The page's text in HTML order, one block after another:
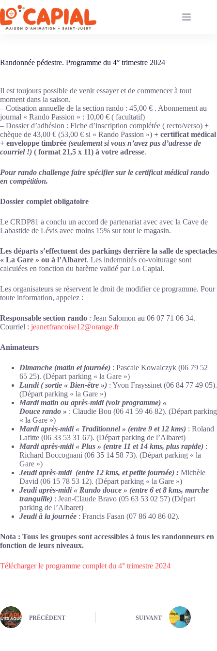
Passer
au
contenu
Randonnée pédestre. Programme du 4° trimestre 2024
Il est toujours possible de venir essayer et de commencer à tout
moment dans la saison.
– Cotisation annuelle de la section rando : 45,00 € . Abonnement au
journal « Rando Passion » : 10,00 € ( facultatif)
– Dossier d’adhésion : Fiche d’inscription complétée ( recto/verso) +
chèque de 43,00 € (53,00 € si « Rando Passion ») + certificat médical
+ enveloppe timbrée (seulement si vous n’avez pas d’adresse de
courriel !) ( format 21,5 x 11) à votre adresse.
Pour rando challenge faire spécifier sur le certificat médical rando
en compétition.
Dossier complet obligatoire
Le CRDP81 a conclu un accord de partenariat avec avec la Cave de
Labastide de Lévis avec moins 15% sur tout le magasin.
Les départs s’effectuent des parkings derrière la salle de spectacles
« La Gare » ou à l’Albaret. Les indemnités co-voiturage sont
calculées en fonction du barème validé par Lo Capial.
Les organisateurs se réservent le droit de modifier ce programme. Pour
toute information, appelez :
Responsable section rando : Jean Salomon au 06 07 71 06 34.
Courriel : jeanetfrancoise12@orange.fr
Animateurs
Dimanche (matin et journée) : Pascale Kowalczyk (06 79 52
65 25). (Départ parking « la Gare »)
Lundi( sortie « Bien-être ») : Yvon Frayssinet (06 84 77 49 05).
(Départ parking « la Gare »)
Mardi matin ou après-midi (voir programme) «
Douce rando » : Claudie Bou (06 41 59 46 82). (Départ parking
« la Gare »)
Mardi après-midi « Traditionnel » (entre 9 et 12 kms) : Roland
Lafitte (06 33 53 31 67). (Départ parking de l’Albaret)
Mardi après-midi « Plus » (entre 11 et 14 kms, plus rapide) :
Richard Boccognani (06 35 14 58 73). (Départ parking « la
Gare »)
Jeudi après-midi (entre 12 kms, et petite journée) : Michèle
David (06 15 78 53 12). (Départ parking « la Gare »)
Jeudi après-midi « Rando douce » (entre 6 et 8 kms, marche
tranquille) : Jean-Claude Bravo (05 63 53 02 57) (Départ
parking de l’Albaret)
Jeudi à la journée : Francis Fasan (07 86 40 86 02).
Nota : Tous les groupes sont accessibles à tous les randonneurs en
fonction de leurs niveaux.
Télécharger le programme complet du 4° trimestre 2024
PRÉCÉDENT SUIVANT